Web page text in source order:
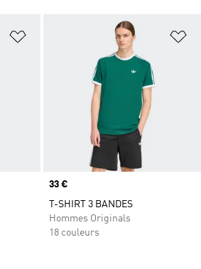
Ajouter à la Liste de produits
Prix
33 €
T-SHIRT 3 BANDES
Hommes Originals
18 couleurs